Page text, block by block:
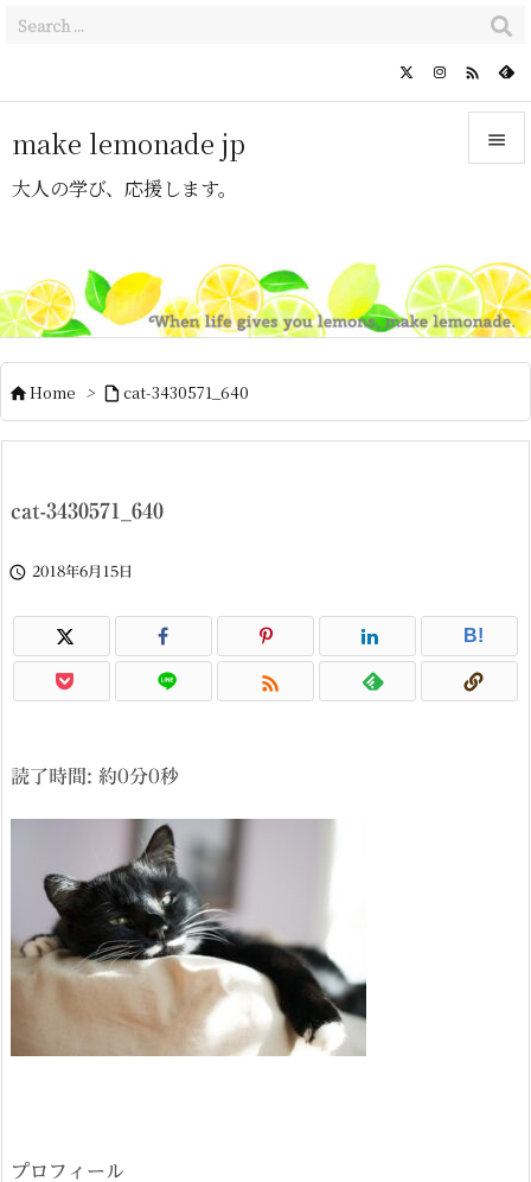
make lemonade jp
大人の学び、応援します。


サイド

次へ

Home >  cat-3430571_640
cat-3430571_640
 2018年6月15日
B!

読了時間: 約0分0秒
プロフィール